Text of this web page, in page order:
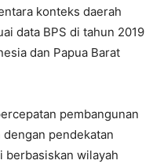
konteks daerah
data BPS di tahun 2019
dan Papua Barat
pembangunan
pendekatan
berbasiskan wilayah